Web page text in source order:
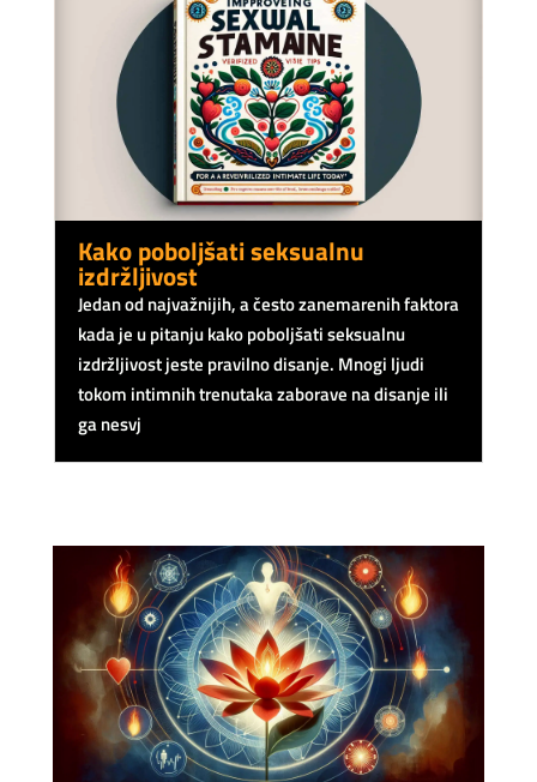
Kako poboljšati seksualnu
izdržljivost
Jedan od najvažnijih, a često zanemarenih faktora
kada je u pitanju kako poboljšati seksualnu
izdržljivost jeste pravilno disanje. Mnogi ljudi
tokom intimnih trenutaka zaborave na disanje ili
ga nesvj